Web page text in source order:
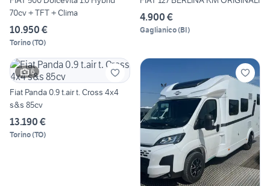
70cv + TFT + Clima
10.950 €
Torino(TO)
4.900 €
Gaglianico(BI)
6
Fiat Panda 0.9 t.air t. Cross 4x4
s&s 85cv
13.190 €
Torino(TO)